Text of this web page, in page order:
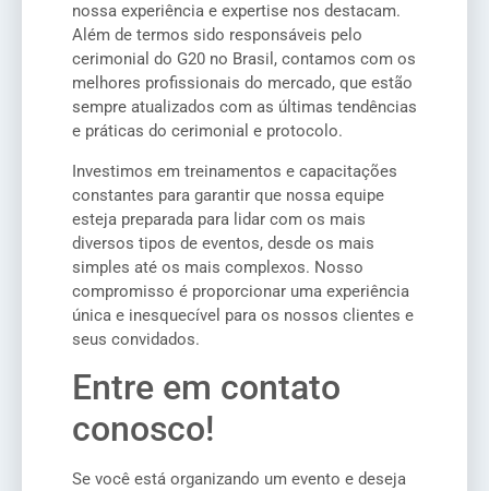
nossa experiência e expertise nos destacam.
Além de termos sido responsáveis pelo
cerimonial do G20 no Brasil, contamos com os
melhores profissionais do mercado, que estão
sempre atualizados com as últimas tendências
e práticas do cerimonial e protocolo.
Investimos em treinamentos e capacitações
constantes para garantir que nossa equipe
esteja preparada para lidar com os mais
diversos tipos de eventos, desde os mais
simples até os mais complexos. Nosso
compromisso é proporcionar uma experiência
única e inesquecível para os nossos clientes e
seus convidados.
Entre em contato
conosco!
Se você está organizando um evento e deseja